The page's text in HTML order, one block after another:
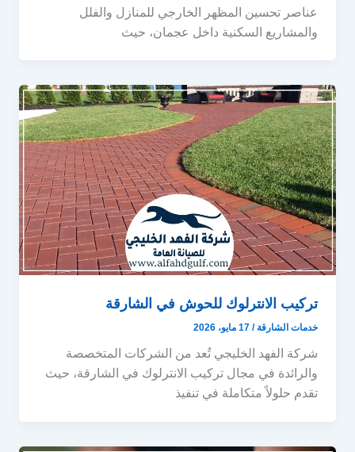
عناصر تحسين المظهر الخارجي للمنازل والفلل
والمشاريع السكنية داخل عجمان، حيث
تركيب الانترلوك للحوش في الشارقة
خدمات الشارقة /17 مايو، 2026
شركة الفهد الخليجي تُعد من الشركات المتخصصة
والرائدة في مجال تركيب الانترلوك في الشارقة، حيث
تقدم حلولاً متكاملة في تنفيذ